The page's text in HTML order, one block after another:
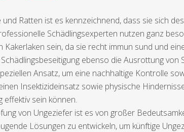
Ratten ist es kennzeichnend, dass sie sich
Schädlingsexperten nutzen ganz
Kakerlaken sein, da sie recht immun sund und
ebenso die Ausrottung
Ansatz, um eine nachhaltige Kontrolle
Insektizideinsatz sowie physische
effektiv sein können.
von Ungeziefer ist es von großer
Lösungen zu entwickeln, um künftige